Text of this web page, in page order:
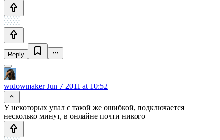
Reply
widowmakerJun 7 2011 at 10:52
У некоторых упал с такой же ошибкой, подключается
несколько минут, в онлайне почти никого